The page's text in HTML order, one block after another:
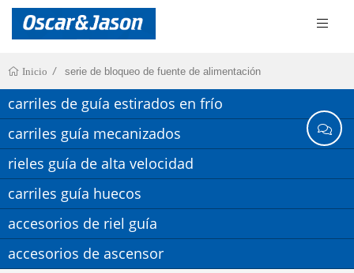
Inicio serie de bloqueo de fuente de alimentación
carriles de guía estirados en frío
carriles guía mecanizados
rieles guía de alta velocidad
carriles guía huecos
accesorios de riel guía
accesorios de ascensor